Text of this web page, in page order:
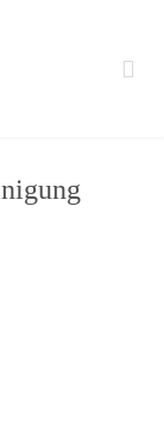
